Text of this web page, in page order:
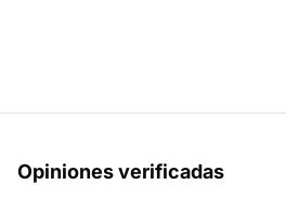
Opiniones verificadas